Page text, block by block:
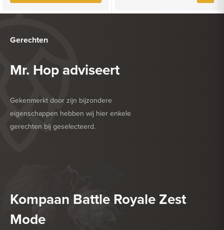
Gerechten
Mr. Hop adviseert
Gekenmerkt door zijn bijzondere
eigenschappen hebben wij hier enkele
gerechten bij geselecteerd.
HEERLIJK BIJ
Kompaan Battle Royale Zest
Mode